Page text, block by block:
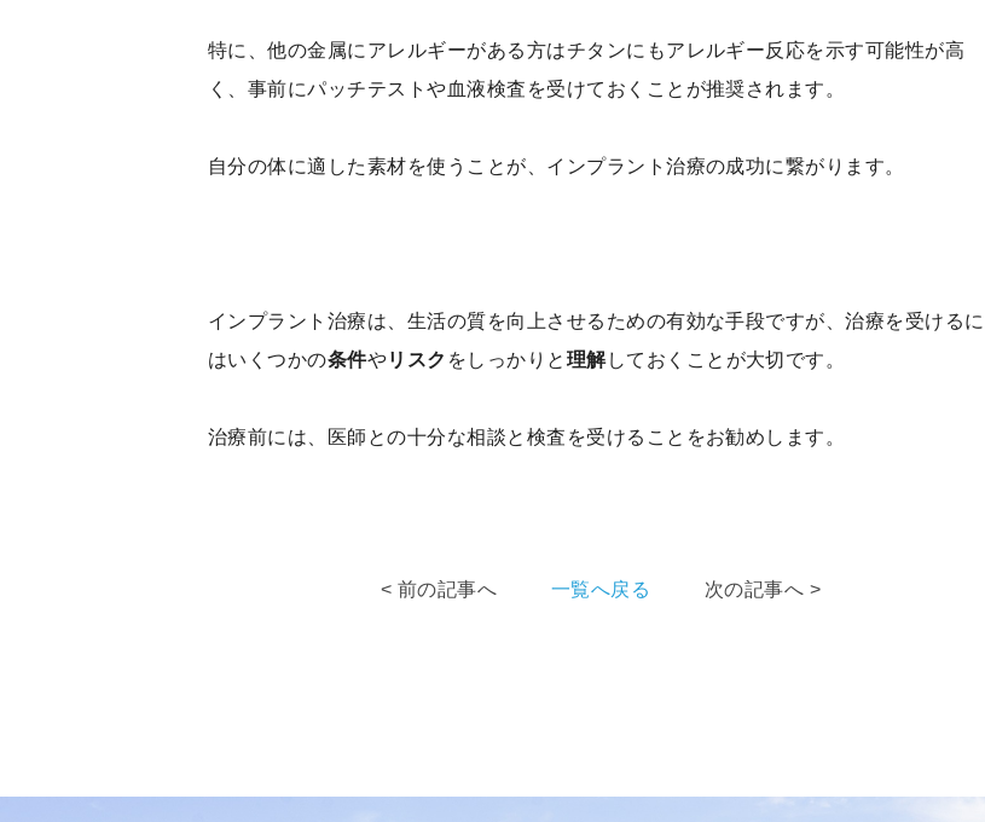
特に、他の金属にアレルギーがある方はチタンにもアレルギー反応を示す可能性が高
く、事前にパッチテストや血液検査を受けておくことが推奨されます。
自分の体に適した素材を使うことが、インプラント治療の成功に繋がります。
インプラント治療は、生活の質を向上させるための有効な手段ですが、治療を受けるに
はいくつかの条件やリスク をしっかりと 理解しておくことが大切です。
治療前には、医師との十分な相談と検査を受けることをお勧めします。
< 前の記事へ 一覧へ戻る 次の記事へ >